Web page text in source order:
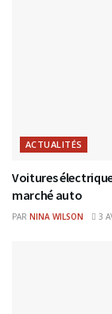
ACTUALITÉS
Voitures
marché auto
PAR NINA WILSON 3